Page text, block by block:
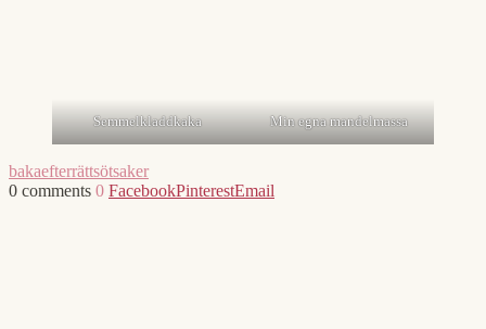
Semmelkladdkaka Min egna mandelmassa
bakaefterrättsötsaker
0 comments 0 FacebookPinterestEmail